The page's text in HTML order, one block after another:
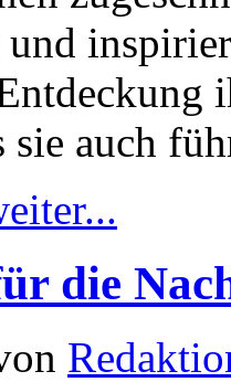
sie auch
die